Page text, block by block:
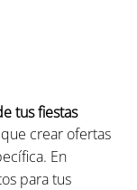
tus fiestas
crear ofertas
En
para tus